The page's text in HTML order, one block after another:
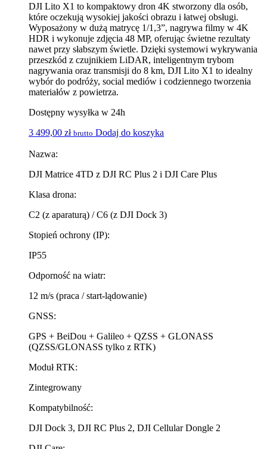
DJI Lito X1 to kompaktowy dron 4K stworzony dla osób,
które oczekują wysokiej jakości obrazu i łatwej obsługi.
Wyposażony w dużą matrycę 1/1,3”, nagrywa filmy w 4K
HDR i wykonuje zdjęcia 48 MP, oferując świetne rezultaty
nawet przy słabszym świetle. Dzięki systemowi wykrywania
przeszkód z czujnikiem LiDAR, inteligentnym trybom
nagrywania oraz transmisji do 8 km, DJI Lito X1 to idealny
wybór do podróży, social mediów i codziennego tworzenia
materiałów z powietrza.
Dostępny wysyłka w 24h
3 499,00 zł brutto Dodaj do koszyka
Nazwa:
DJI Matrice 4TD z DJI RC Plus 2 i DJI Care Plus
Klasa drona:
C2 (z aparaturą) / C6 (z DJI Dock 3)
Stopień ochrony (IP):
IP55
Odporność na wiatr:
12 m/s (praca / start-lądowanie)
GNSS:
GPS + BeiDou + Galileo + QZSS + GLONASS
(QZSS/GLONASS tylko z RTK)
Moduł RTK:
Zintegrowany
Kompatybilność:
DJI Dock 3, DJI RC Plus 2, DJI Cellular Dongle 2